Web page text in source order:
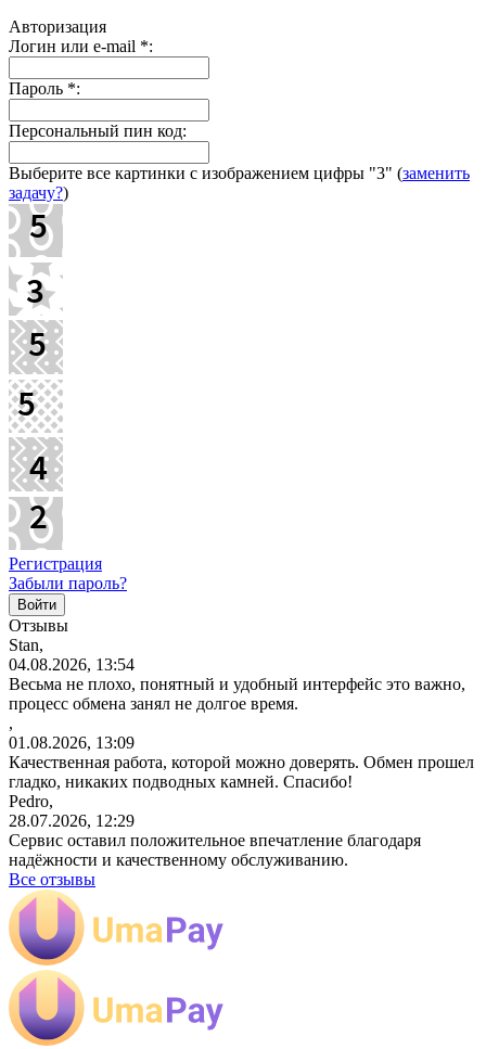
Авторизация
Логин или e-mail *:
Пароль *:
Персональный пин код:
Выберите все картинки с изображением цифры "3" (заменить
задачу?)
Регистрация
Забыли пароль?
Отзывы
Stan,
04.08.2026, 13:54
Весьма не плохо, понятный и удобный интерфейс это важно,
процесс обмена занял не долгое время.
,
01.08.2026, 13:09
Качественная работа, которой можно доверять. Обмен прошел
гладко, никаких подводных камней. Спасибо!
Pedro,
28.07.2026, 12:29
Сервис оставил положительное впечатление благодаря
надёжности и качественному обслуживанию.
Все отзывы